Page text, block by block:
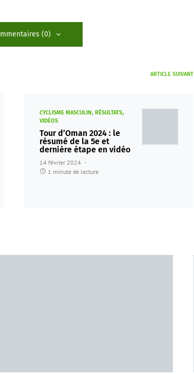
(0)
ARTICLE SUIVANT
CYCLISME MASCULIN RÉSULTATS
VIDÉOS
Tour d’Oman 2024 : le
résumé de la 5e et
dernière étape en vidéo
14 février 2024
1 minute de lecture